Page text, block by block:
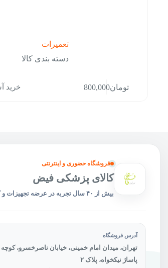
تعمیرات
دسته بندی کالا
تومان800,000 خرید
فروشگاه حضوری و اینترنتی
کالای پزشکی فیض
بیش از ۴۰ سال تجربه در عرضه تجهیزات و کالاهای پزشکی
آدرس فروشگاه
تهران، میدان امام خمینی، خیابان ناصرخسرو،
پاساژ نیکخواه، پلاک ۲